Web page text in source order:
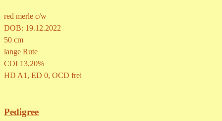
red merle c/w
DOB: 19.12.2022
50 cm
lange Rute
COI 13,20%
HD A1, ED 0, OCD frei
Pedigree